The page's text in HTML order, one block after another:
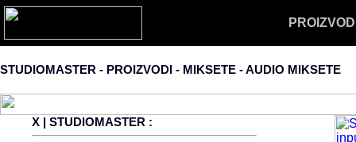
STUDIOMASTER - PROIZVODI - MIKSETE -AUDIO MIKSETE
X | STUDIOMASTER :